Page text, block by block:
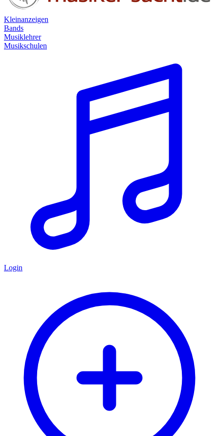
Kleinanzeigen
Bands
Musiklehrer
Musikschulen
Login